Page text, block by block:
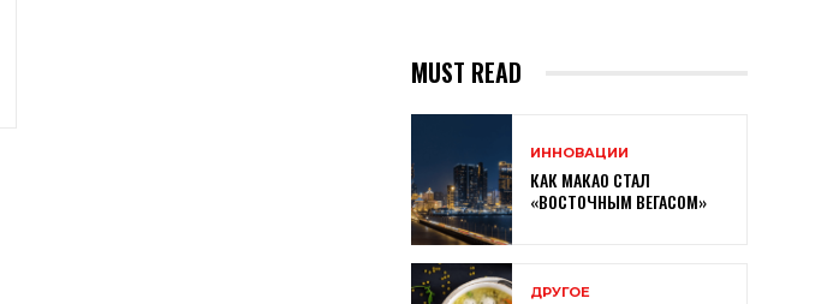
MUST READ
ИННОВАЦИИ
КАК МАКАО СТАЛ
«ВОСТОЧНЫМ ВЕГАСОМ»
ДРУГОЕ